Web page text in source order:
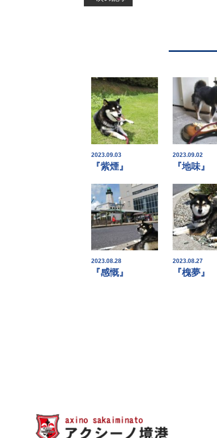
2023.09.03
『紫煙』
2023.09.02
『地味』
2023.08.28
『感慨』
2023.08.27
『槐夢』